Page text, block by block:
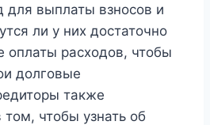
для выплаты взносов и
ли у них достаточно
оплаты расходов, чтобы
долговые
также
том, чтобы узнать об